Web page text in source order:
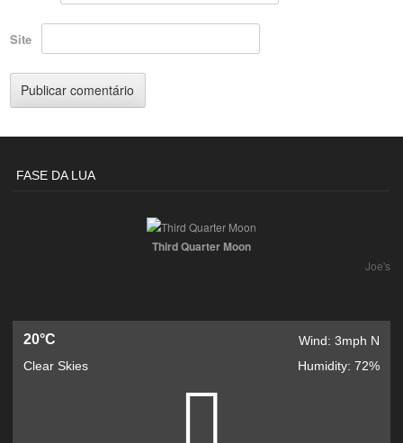
Site
FASE DA LUA
Third Quarter Moon
Joe's
20°C
Wind: 3mph N
Clear Skies
Humidity: 72%